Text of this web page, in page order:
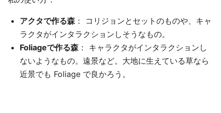
アクタで作る森 ： コリジョンとセットのものや、キャ
ラクタがインタラクションしそうなもの。
Foliageで作る森 ： キャラクタがインタラクションし
ないようなもの。遠景など。大地に生えている草なら
近景でも Foliage で良かろう。